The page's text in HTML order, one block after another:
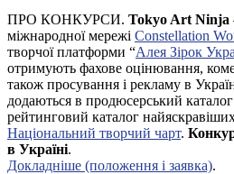
ПРО КОНКУРСИ. Tokyo Art Ninja
міжнародної мережі Constellation
творчої платформи “Алея Зірок
отримують фахове оцінювання,
також просування і рекламу в
додаються в продюсерський каталог
рейтинговий каталог
Національний творчий чарт.
в Україні.
Докладніше (положення і заявка).